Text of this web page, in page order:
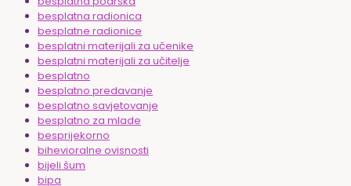
besplatna radionica
besplatne radionice
besplatni materijali za učenike
besplatni materijali za učitelje
besplatno
besplatno predavanje
besplatno savjetovanje
besplatno za mlade
besprijekorno
bihevioralne ovisnosti
bijeli šum
bipa